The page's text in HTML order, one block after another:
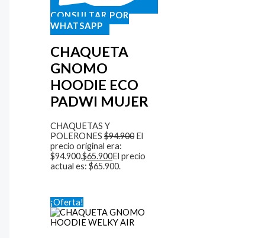
CONSULTAR POR
WHATSAPP
CHAQUETA
GNOMO
HOODIE ECO
PADWI MUJER
CHAQUETAS Y
POLERONES$94.900 El
precio original era:
$94.900.$65.900El precio
actual es: $65.900.
¡Oferta!